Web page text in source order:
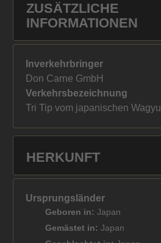
ZUSÄTZLICHE
INFORMATIONEN
Inverkehrbringer
Don Carne GmbH
Verkehrsbezeichnung
Tri Tip vom japanischen Wagyu
HERKUNFT
Ursprungsländer
Geboren in: Japan
Gemästet in: Japan